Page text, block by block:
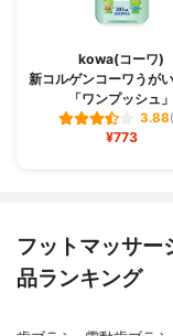
kowa(コーワ)
新コルゲンコーワうが
「ワンプッシュ」
3.88
¥773
フットマッサー
品ランキング